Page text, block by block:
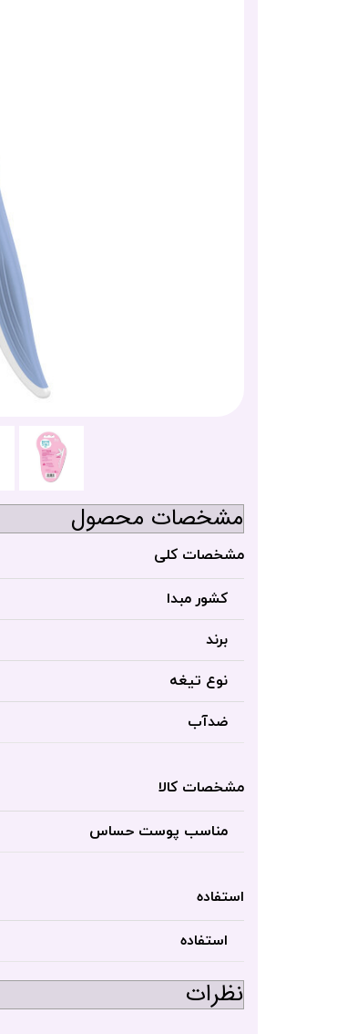
مشخصات محصول
مشخصات کلی
کشور مبدا
برند
نوع تیغه
ضدآب
مشخصات کالا
مناسب پوست حساس
استفاده
استفاده
نظرات